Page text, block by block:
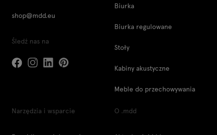
shop@mdd.eu
Śledź nas na
Biurka
Biurka regulowane
Stoły
Kabiny akustyczne
Meble do przechowywania
Narzędzia i wsparcie O .mdd